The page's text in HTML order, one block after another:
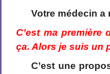
Votre médecin
C’est ma première
ça. Alors je suis un
C’est une